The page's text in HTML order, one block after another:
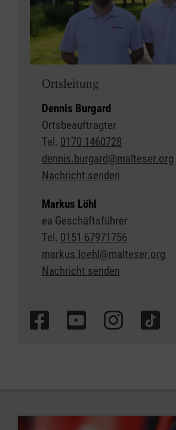
Ortsleitung
Dennis Burgard
Ortsbeauftragter
Tel. 0170 1460728
dennis.burgard@malteser.org
Nachricht senden
Markus Löhl
ea Geschäftsführer
Tel. 0151 67971756
markus.loehl@malteser.org
Nachricht senden